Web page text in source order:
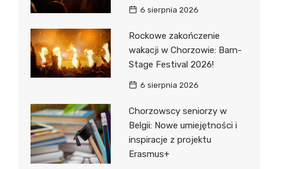
6 sierpnia 2026
Rockowe zakończenie
wakacji w Chorzowie: Barn-
Stage Festival 2026!
6 sierpnia 2026
Chorzowscy seniorzy w
Belgii: Nowe umiejętności i
inspiracje z projektu
Erasmus+